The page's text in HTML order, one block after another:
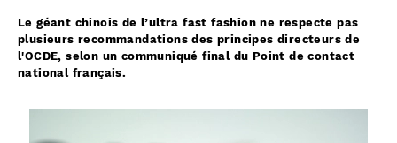
Le géant chinois de l’ultra fast fashion ne respecte pas
plusieurs recommandations des principes directeurs de
l'OCDE, selon un communiqué final du Point de contact
national français.